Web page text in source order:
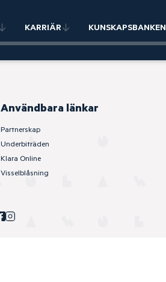
KARRIÄR KUNSKAPSBANKEN
Användbara länkar
Partnerskap
Underbiträden
Klara Online
Visselblåsning